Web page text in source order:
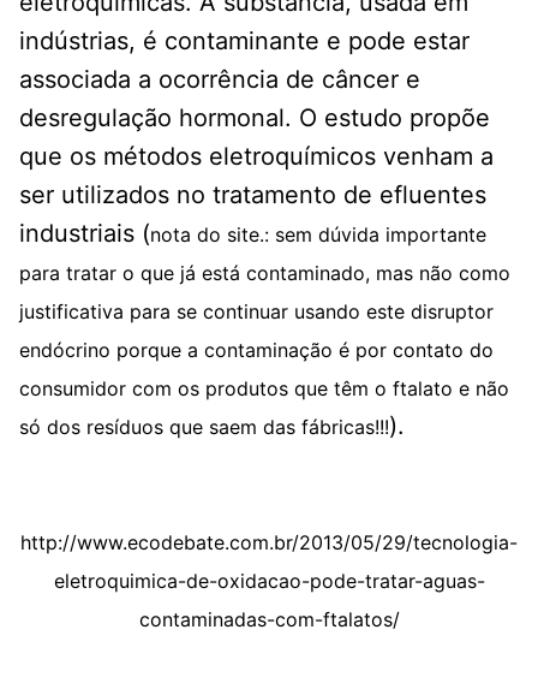
indústrias, é contaminante e pode estar
associada a ocorrência de câncer e
desregulação hormonal. O estudo propõe
que os métodos eletroquímicos venham a
ser utilizados no tratamento de efluentes
industriais (nota do site.: sem dúvida importante
para tratar o que já está contaminado, mas não como
justificativa para se continuar usando este disruptor
endócrino porque a contaminação é por contato do
consumidor com os produtos que têm o ftalato e não
só dos resíduos que saem das fábricas!!!).
http://www.ecodebate.com.br/2013/05/29/tecnologia-
eletroquimica-de-oxidacao-pode-tratar-aguas-
contaminadas-com-ftalatos/